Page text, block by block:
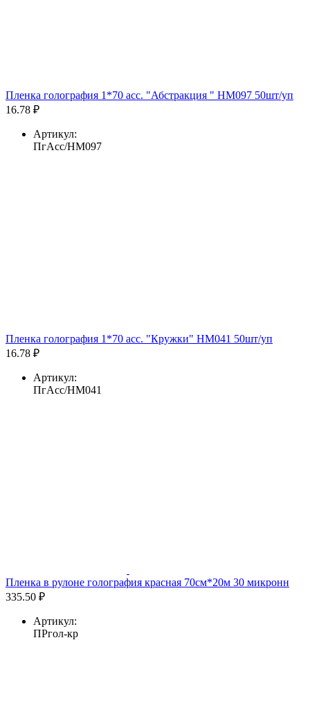
Пленка голография 1*70 асс. "Абстракция " HM097 50шт/уп
16.78 ₽
Артикул:
ПгАсс/HM097
Пленка голография 1*70 асс. "Кружки" HM041 50шт/уп
16.78 ₽
Артикул:
ПгАсс/HM041
Пленка в рулоне голография красная 70см*20м 30 микронн
335.50 ₽
Артикул:
ПРгол-кр